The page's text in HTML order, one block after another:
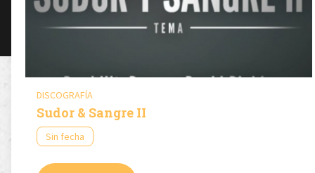
DISCOGRAFÍA
Sudor & Sangre II
Sin fecha